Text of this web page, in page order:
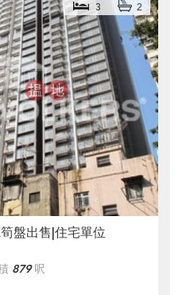
盤出售|住宅單位
3 2
879呎